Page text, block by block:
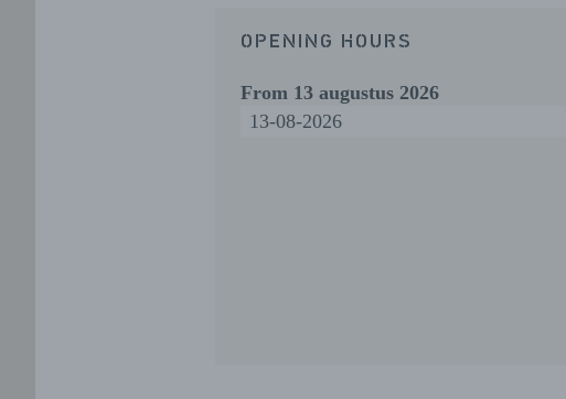
OPENING HOURS
From 13 augustus 2026
13-08-2026